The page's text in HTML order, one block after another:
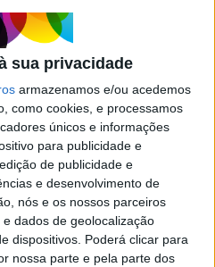
sua privacidade
armazenamos e/ou acedemos
como cookies, e processamos
únicos e informações
para publicidade e
de publicidade e
e desenvolvimento de
nós e os nossos parceiros
dados de geolocalização
dispositivos. Poderá clicar para
nossa parte e pela parte dos
Informática
robô